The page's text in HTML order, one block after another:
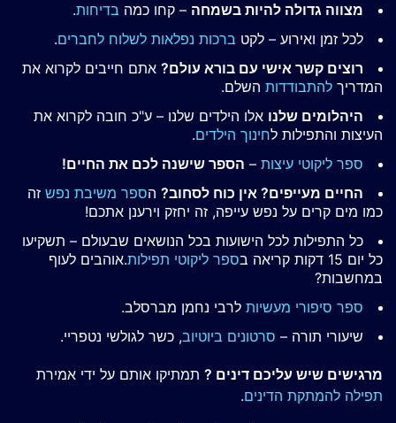
מצווה גדולה להיות בשמחה – קחו כמה בדיחות.
לכל זמן ואירוע – לקט ברכות נפלאות לשלוח לחברים.
רוצים קשר אישי עם בורא עולם? אתם חייבים לקרוא את
המדריך להתבודדות השלם.
היהלומים שלנו אלו הילדים שלנו – ע"כ חובה לקרוא את
העיצות והתפילות לחינוך הילדים.
ספר ליקוטי עיצות – הספר שישנה לכם את החיים!
החיים מעייפים? אין כוח לסחוב? הספר משיבת נפש זה
כמו מים קרים על נפש עייפה, זה יחזק וירענן אתכם!
כל התפילות לכל הישועות בכל הנושאים שבעולם – תשקיעו
כל יום 15 דקות קריאה ב
ספר ליקוטי תפילות.אוהבים לעוף
במחשבות?
ספר סיפורי מעשיות לרבי נחמן מברסלב.
שיעורי תורה – סרטונים ביוטיוב, כשר לגולשי נטפריי.
מרגישים שיש עליכם דינים ? תמתיקו אותם על ידי אמירת
תפילה להמתקת הדינים.